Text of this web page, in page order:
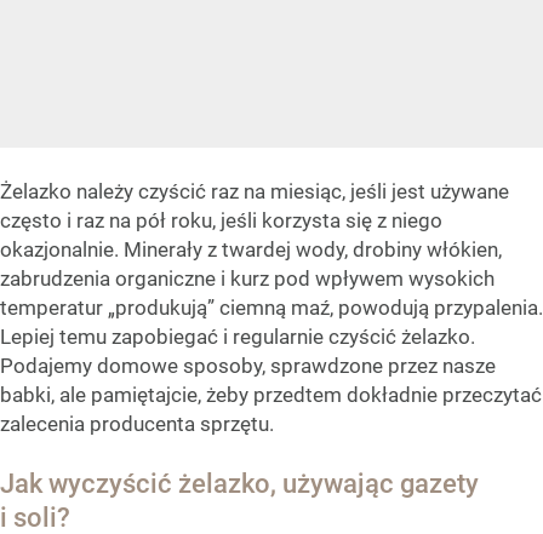
Żelazko należy czyścić raz na miesiąc, jeśli jest używane
często i raz na pół roku, jeśli korzysta się z niego
okazjonalnie. Minerały z twardej wody, drobiny włókien,
zabrudzenia organiczne i kurz pod wpływem wysokich
temperatur „produkują” ciemną maź, powodują przypalenia.
Lepiej temu zapobiegać i regularnie czyścić żelazko.
Podajemy domowe sposoby, sprawdzone przez nasze
babki, ale pamiętajcie, żeby przedtem dokładnie przeczytać
zalecenia producenta sprzętu.
Jak wyczyścić żelazko, używając gazety
i soli?